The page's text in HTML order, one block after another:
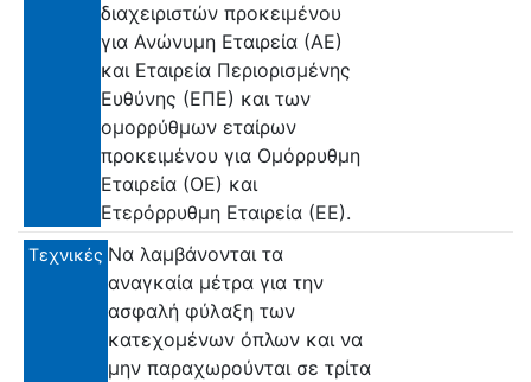
διαχειριστών προκειμένου
για Ανώνυμη Εταιρεία (ΑΕ)
και Εταιρεία Περιορισμένης
Ευθύνης (ΕΠΕ) και των
ομορρύθμων εταίρων
προκειμένου για Ομόρρυθμη
Εταιρεία (ΟΕ) και
Ετερόρρυθμη Εταιρεία (ΕΕ).
Τεχνικές Να λαμβάνονται τα
αναγκαία μέτρα για την
ασφαλή φύλαξη των
κατεχομένων όπλων και να
μην παραχωρούνται σε τρίτα